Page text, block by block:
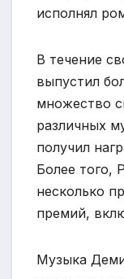
исполнял
В течение
выпустил
множество
различных
получил
Более того,
несколько
премий,
Музыка